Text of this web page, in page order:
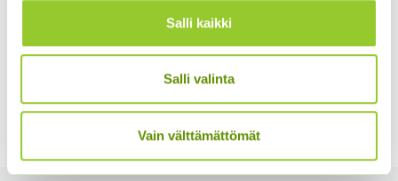
Salli kaikki
Salli valinta
Vain välttämättömät
Kääpiöauringonkukka
Music Box 40 s.
Sisältää arvonlisäveron
Punakosmoskukka
Sperli’s Mix Dreams
5,20€ Sisältää arvonlisäveron